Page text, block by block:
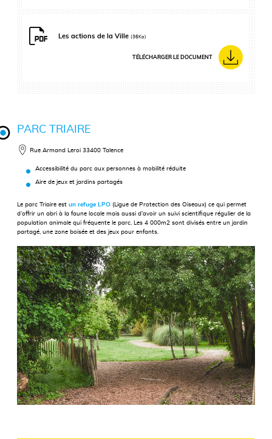
Les actions de la Ville(36Ko)
TÉLÉCHARGER LE DOCUMENT
PARC TRIAIRE
Rue Armand Leroi 33400 Talence
Accessibilité du parc aux personnes à mobilité réduite
Aire de jeux et jardins partagés
Le parc Triaire estun refuge LPO (Ligue de Protection des Oiseaux) ce qui permet
d’offrir un abri à la faune locale mais aussi d’avoir un suivi scientifique régulier de la
population animale qui fréquente le parc. Les 4 000m2 sont divisés entre un jardin
partagé, une zone boisée et des jeux pour enfants.